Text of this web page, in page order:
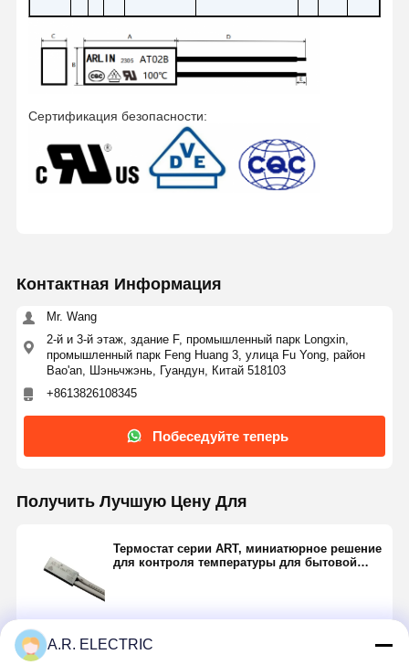
Контроль
Качества
Данные
Теперь
Температурный предохранитель ARF
Датчики серии ARS
Термостат серии ART
Новые продукты АРН
Сертификация безопасности:
Контактная Информация
Mr. Wang
2-й и 3-й этаж, здание F, промышленный парк Longxin,
промышленный парк Feng Huang 3, улица Fu Yong, район
Bao'an, Шэньчжэнь, Гуандун, Китай 518103
+8613826108345
Побеседуйте теперь
Получить Лучшую Цену Для
Термостат серии ART, миниатюрное решение
для контроля температуры для бытовой
Продолжать
A.R. ELECTRIC